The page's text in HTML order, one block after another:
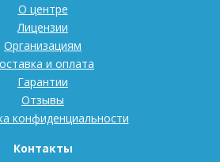
О центре
Лицензии
Организациям
и оплата
Гарантии
Отзывы
конфиденциальности
Контакты